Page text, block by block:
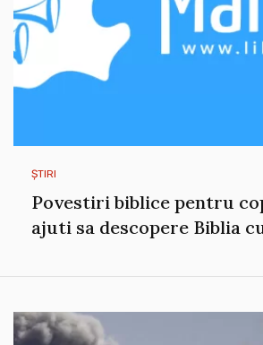
ȘTIRI
Povestiri biblice pentru
ajuti sa descopere Biblia